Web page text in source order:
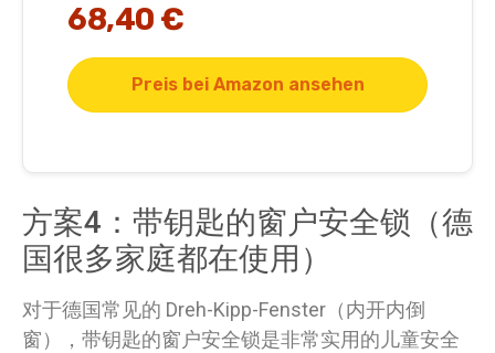
68,40 €
Preis bei Amazon ansehen
方案4：带钥匙的窗户安全锁（德
国很多家庭都在使用）
对于德国常见的 Dreh-Kipp-Fenster（内开内倒
窗），带钥匙的窗户安全锁是非常实用的儿童安全